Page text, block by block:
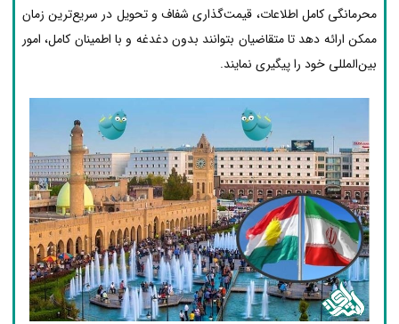
محرمانگی کامل اطلاعات، قیمت‌گذاری شفاف و تحویل در سریع‌ترین زمان
ممکن ارائه دهد تا متقاضیان بتوانند بدون دغدغه و با اطمینان کامل، امور
بین‌المللی خود را پیگیری نمایند.